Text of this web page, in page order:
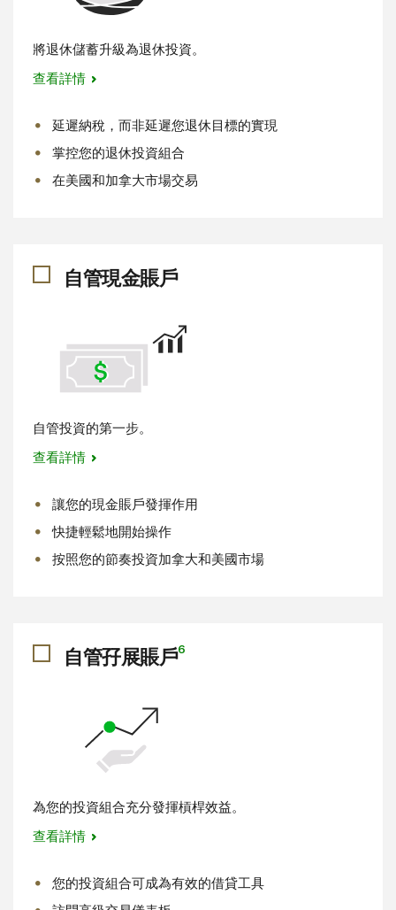
將退休儲蓄升級為退休投資。
查看詳情
延遲納稅，而非延遲您退休目標的實現
掌控您的退休投資組合
在美國和加拿大市場交易
自管現金賬戶
自管投資的第一步。
查看詳情
讓您的現金賬戶發揮作用
快捷輕鬆地開始操作
按照您的節奏投資加拿大和美國市場
自管孖展賬戶​​​​​​​6
為您的投資組合充分發揮槓桿效益。
查看詳情
您的投資組合可成為有效的借貸工具